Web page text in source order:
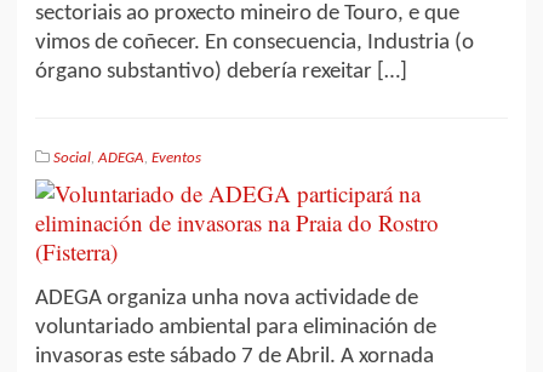
sectoriais ao proxecto mineiro de Touro, e que
vimos de coñecer. En consecuencia, Industria (o
órgano substantivo) debería rexeitar […]
Social,ADEGA, Eventos
ADEGA organiza unha nova actividade de
voluntariado ambiental para eliminación de
invasoras este sábado 7 de Abril. A xornada